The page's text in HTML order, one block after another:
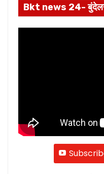
Bkt news 24-